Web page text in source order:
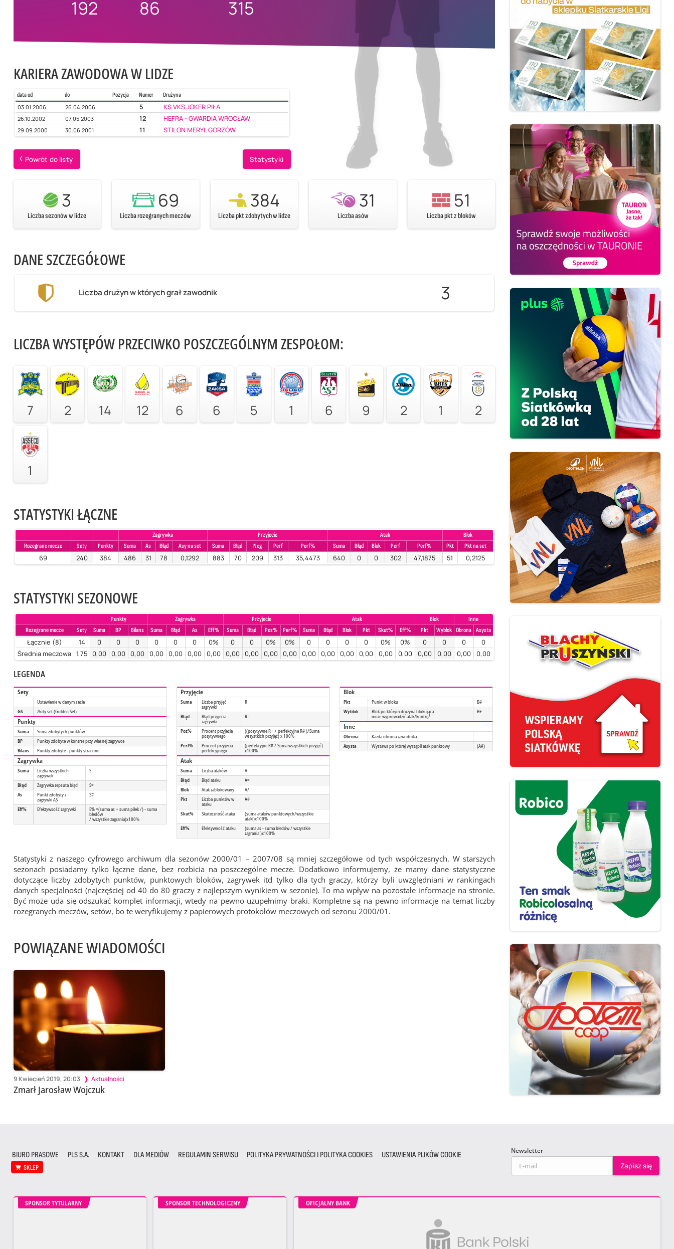
192 86 315
KARIERA ZAWODOWA W LIDZE
data od do Pozycja Numer
Drużyna
03.01.2006
26.04.2006 5 KS VKS JOKER PIŁA
26.10.2002 07.05.2003 12 HEFRA - GWARDIA WROCŁAW
29.09.2000 30.06.2001 11 STILON MERYL GORZÓW
Powrót do listy Statystyki
3
Liczba sezonów w lidze
69
Liczba rozegranych meczów
384
Liczba pkt zdobytych w lidze
31
Liczba asów
51
Liczba pkt z bloków
DANE SZCZEGÓŁOWE
Liczba drużyn w których grał zawodnik 3
LICZBA WYSTĘPÓW PRZECIWKO POSZCZEGÓLNYM ZESPOŁOM:
7 2 14 12 6 6 5 1 6 9 2 1 2
1
STATYSTYKI ŁĄCZNE
Zagrywka Przyjecie Atak
Blok
Rozegrane mecze
Sety Punkty Suma As Błąd Asy na set Suma Błąd Neg Perf Perf% Suma Błąd Blok Perf Perf% Pkt Pkt na set
69 240 384 486 31 78 0,1292 883 70 209 313 35,4473 640 0 0 302 47,1875 51 0,2125
STATYSTYKI SEZONOWE
Punkty Zagrywka Przyjecie Atak Blok
Inne
Rozegrane mecze
Sety Suma BP Bilans Suma Błąd As Eff% Suma Błąd Poz% Perf% Suma Błąd Blok Pkt Skut% Eff% Pkt Wyblok Obrona Asysta
Łącznie (8) 14 0 0 0 0 0 0 0% 0 0 0% 0% 0 0 0 0 0% 0% 0 0 0
0
Średnia meczowa 1,75 0,00 0,00 0,00 0,00 0,00 0,00 0,00 0,00 0,00 0,00 0,00 0,00 0,00 0,00 0,00 0,00 0,00 0,00 0,00 0,00 0,00
LEGENDA
Sety
Ustawienie w danym secie
GS
Złoty set (Golden Set)
Punkty
Suma
Suma zdobytych punktów
BP
Punkty zdobyte w kontrze przy własnej zagrywce
Bilans
Punkty zdobyte - punkty stracone
Zagrywka
Suma Liczba wszystkich
zagrywek
S
Błąd Zagrywka zepsuta błąd
S=
As
Punkt zdobyty z
zagrywki AS
S#
Eff% Efektywsość zagrywki E% =(suma as + suma piłek /) - suma
błedów
/ wszystkie zagrania)x100%
Przyjęcie
Suma Liczba przyjęć
zagrywki
R
Błąd Błąd przyjecia
zagrywki
R=
Poz% Procent przyjecia
pozytywnego
((pozytywne R+ + perfekcyjne R# )/Suma
wszystkich przyjęć) x 100%
Perf%
Procent przyjecia
perfekcyjnego
(perfekcyjne R# / Suma wszystkich przyjęć)
x100%
Atak
Suma Liczba ataków
A
Błąd
Błąd ataku
A=
Blok
Atak zablokowany
A/
Pkt
Liczba punktów w
ataku
A#
Skut% Skuteczność ataku (suma ataków punktowych/wszystkie
ataki)x100%
Eff%
Efektywność ataku (suma as - suma błedów / wszystkie
zagrania )x100%
Blok
Pkt Punkt w bloku
B#
Wyblok
Blok po którym drużyna blokująca
może wyprowadzić atak/kontrę/
B+
Inne
Obrona
Każda obrona zawodnika
Asysta
Wystawa po której wystąpił atak punktowy (A#)
Statystyki z naszego cyfrowego archiwum dla sezonów 2000/01 – 2007/08 są mniej szczegółowe od tych współczesnych. W starszych
sezonach posiadamy tylko łączne dane, bez rozbicia na poszczególne mecze. Dodatkowo informujemy, że mamy dane statystyczne
dotyczące liczby zdobytych punktów, punktowych bloków, zagrywek itd tylko dla tych graczy, którzy byli uwzględniani w rankingach
danych specjalności (najczęściej od 40 do 80 graczy z najlepszym wynikiem w sezonie). To ma wpływ na pozostałe informacje na stronie.
Być może uda się odszukać komplet informacji, wtedy na pewno uzupełnimy braki. Kompletne są na pewno informacje na temat liczby
rozegranych meczów, setów, bo te weryfikujemy z papierowych protokołów meczowych od sezonu 2000/01.
POWIĄZANE WIADOMOŚCI
9 Kwiecień 2019, 20:03 Aktualności
Zmarł Jarosław Wojczuk
BIURO PRASOWE PLS S.A. KONTAKT DLA MEDIÓW REGULAMIN SERWISU POLITYKA PRYWATNOŚCI I POLITYKA COOKIES USTAWIENIA PLIKÓW COOKIE
SKLEP
Newsletter
SPONSOR TYTULARNY SPONSOR TECHNOLOGICZNY OFICJALNY BANK